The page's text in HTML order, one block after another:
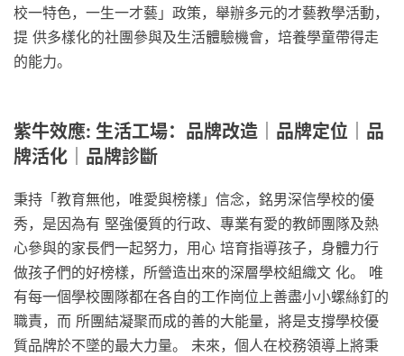
校一特色，一生一才藝」政策，舉辦多元的才藝教學活動，
提 供多樣化的社團參與及生活體驗機會，培養學童帶得走
的能力。
紫牛效應: 生活工場：品牌改造｜品牌定位｜品
牌活化｜品牌診斷
秉持「教育無他，唯愛與榜樣」信念，銘男深信學校的優
秀，是因為有 堅強優質的行政、專業有愛的教師團隊及熱
心參與的家長們一起努力，用心 培育指導孩子，身體力行
做孩子們的好榜樣，所營造出來的深層學校組織文 化。 唯
有每一個學校團隊都在各自的工作崗位上善盡小小螺絲釘的
職責，而 所團結凝聚而成的善的大能量，將是支撐學校優
質品牌於不墜的最大力量。 未來，個人在校務領導上將秉